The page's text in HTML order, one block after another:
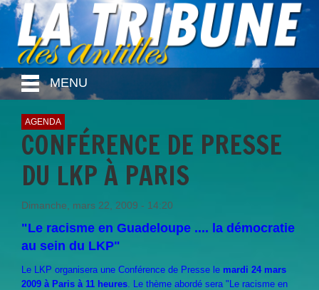
MENU
AGENDA
CONFÉRENCE DE PRESSE
DU LKP À PARIS
Dimanche, mars 22, 2009 - 14:20
"Le racisme en Guadeloupe .... la démocratie
au sein du LKP"
Le LKP organisera une Conférence de Presse le mardi 24 mars
2009 à Paris à 11 heures . Le thème abordé sera "Le racisme en